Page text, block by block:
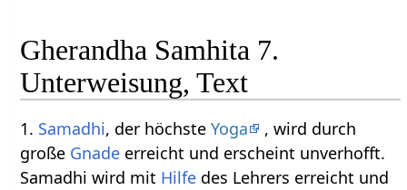
Gherandha Samhita 7.
Unterweisung, Text
1. Samadhi, der höchsteYoga
, wird durch
große Gnade erreicht und erscheint unverhofft.
Samadhi wird mit Hilfe des Lehrers erreicht und